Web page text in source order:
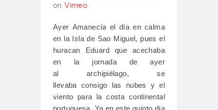
onVimeo.
Ayer Amanecía el día en calma
en la Isla de Sao Miguel, pues el
huracan Eduard que acechaba
en la jornada de ayer
al archipiélago, se
llevaba consigo las nubes y el
viento para la costa continental
portuguesa. Ya en este quinto día